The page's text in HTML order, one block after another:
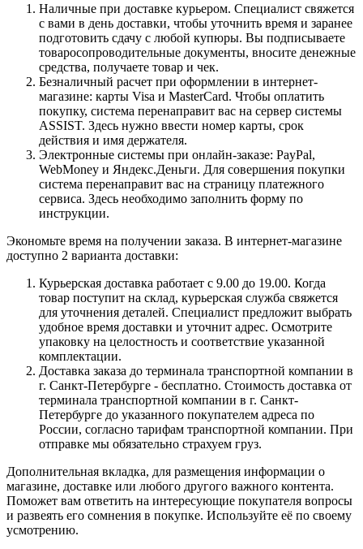
Наличные при доставке курьером. Специалист свяжется
с вами в день доставки, чтобы уточнить время и заранее
подготовить сдачу с любой купюры. Вы подписываете
товаросопроводительные документы, вносите денежные
средства, получаете товар и чек.
Безналичный расчет при оформлении в интернет-
магазине: карты Visa и MasterCard. Чтобы оплатить
покупку, система перенаправит вас на сервер системы
ASSIST. Здесь нужно ввести номер карты, срок
действия и имя держателя.
Электронные системы при онлайн-заказе: PayPal,
WebMoney и Яндекс.Деньги. Для совершения покупки
система перенаправит вас на страницу платежного
сервиса. Здесь необходимо заполнить форму по
инструкции.
Экономьте время на получении заказа. В интернет-магазине
доступно 2 варианта доставки:
Курьерская доставка работает с 9.00 до 19.00. Когда
товар поступит на склад, курьерская служба свяжется
для уточнения деталей. Специалист предложит выбрать
удобное время доставки и уточнит адрес. Осмотрите
упаковку на целостность и соответствие указанной
комплектации.
Доставка заказа до терминала транспортной компании в
г. Санкт-Петербурге - бесплатно. Стоимость доставка от
терминала транспортной компании в г. Санкт-
Петербурге до указанного покупателем адреса по
России, согласно тарифам транспортной компании. При
отправке мы обязательно страхуем груз.
Дополнительная вкладка, для размещения информации о
магазине, доставке или любого другого важного контента.
Поможет вам ответить на интересующие покупателя вопросы
и развеять его сомнения в покупке. Используйте её по своему
усмотрению.